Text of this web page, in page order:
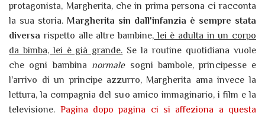
protagonista, Margherita, che in prima persona ci racconta
la sua storia. Margherita sin dall'infanzia è sempre stata
diversa rispetto alle altre bambine, lei è adulta in un corpo
da bimba, lei è già grande. Se la routine quotidiana vuole
che ogni bambina normale sogni bambole, principesse e
l'arrivo di un principe azzurro, Margherita ama invece la
lettura, la compagnia del suo amico immaginario, i film e la
televisione. Pagina dopo pagina ci si affeziona a questa